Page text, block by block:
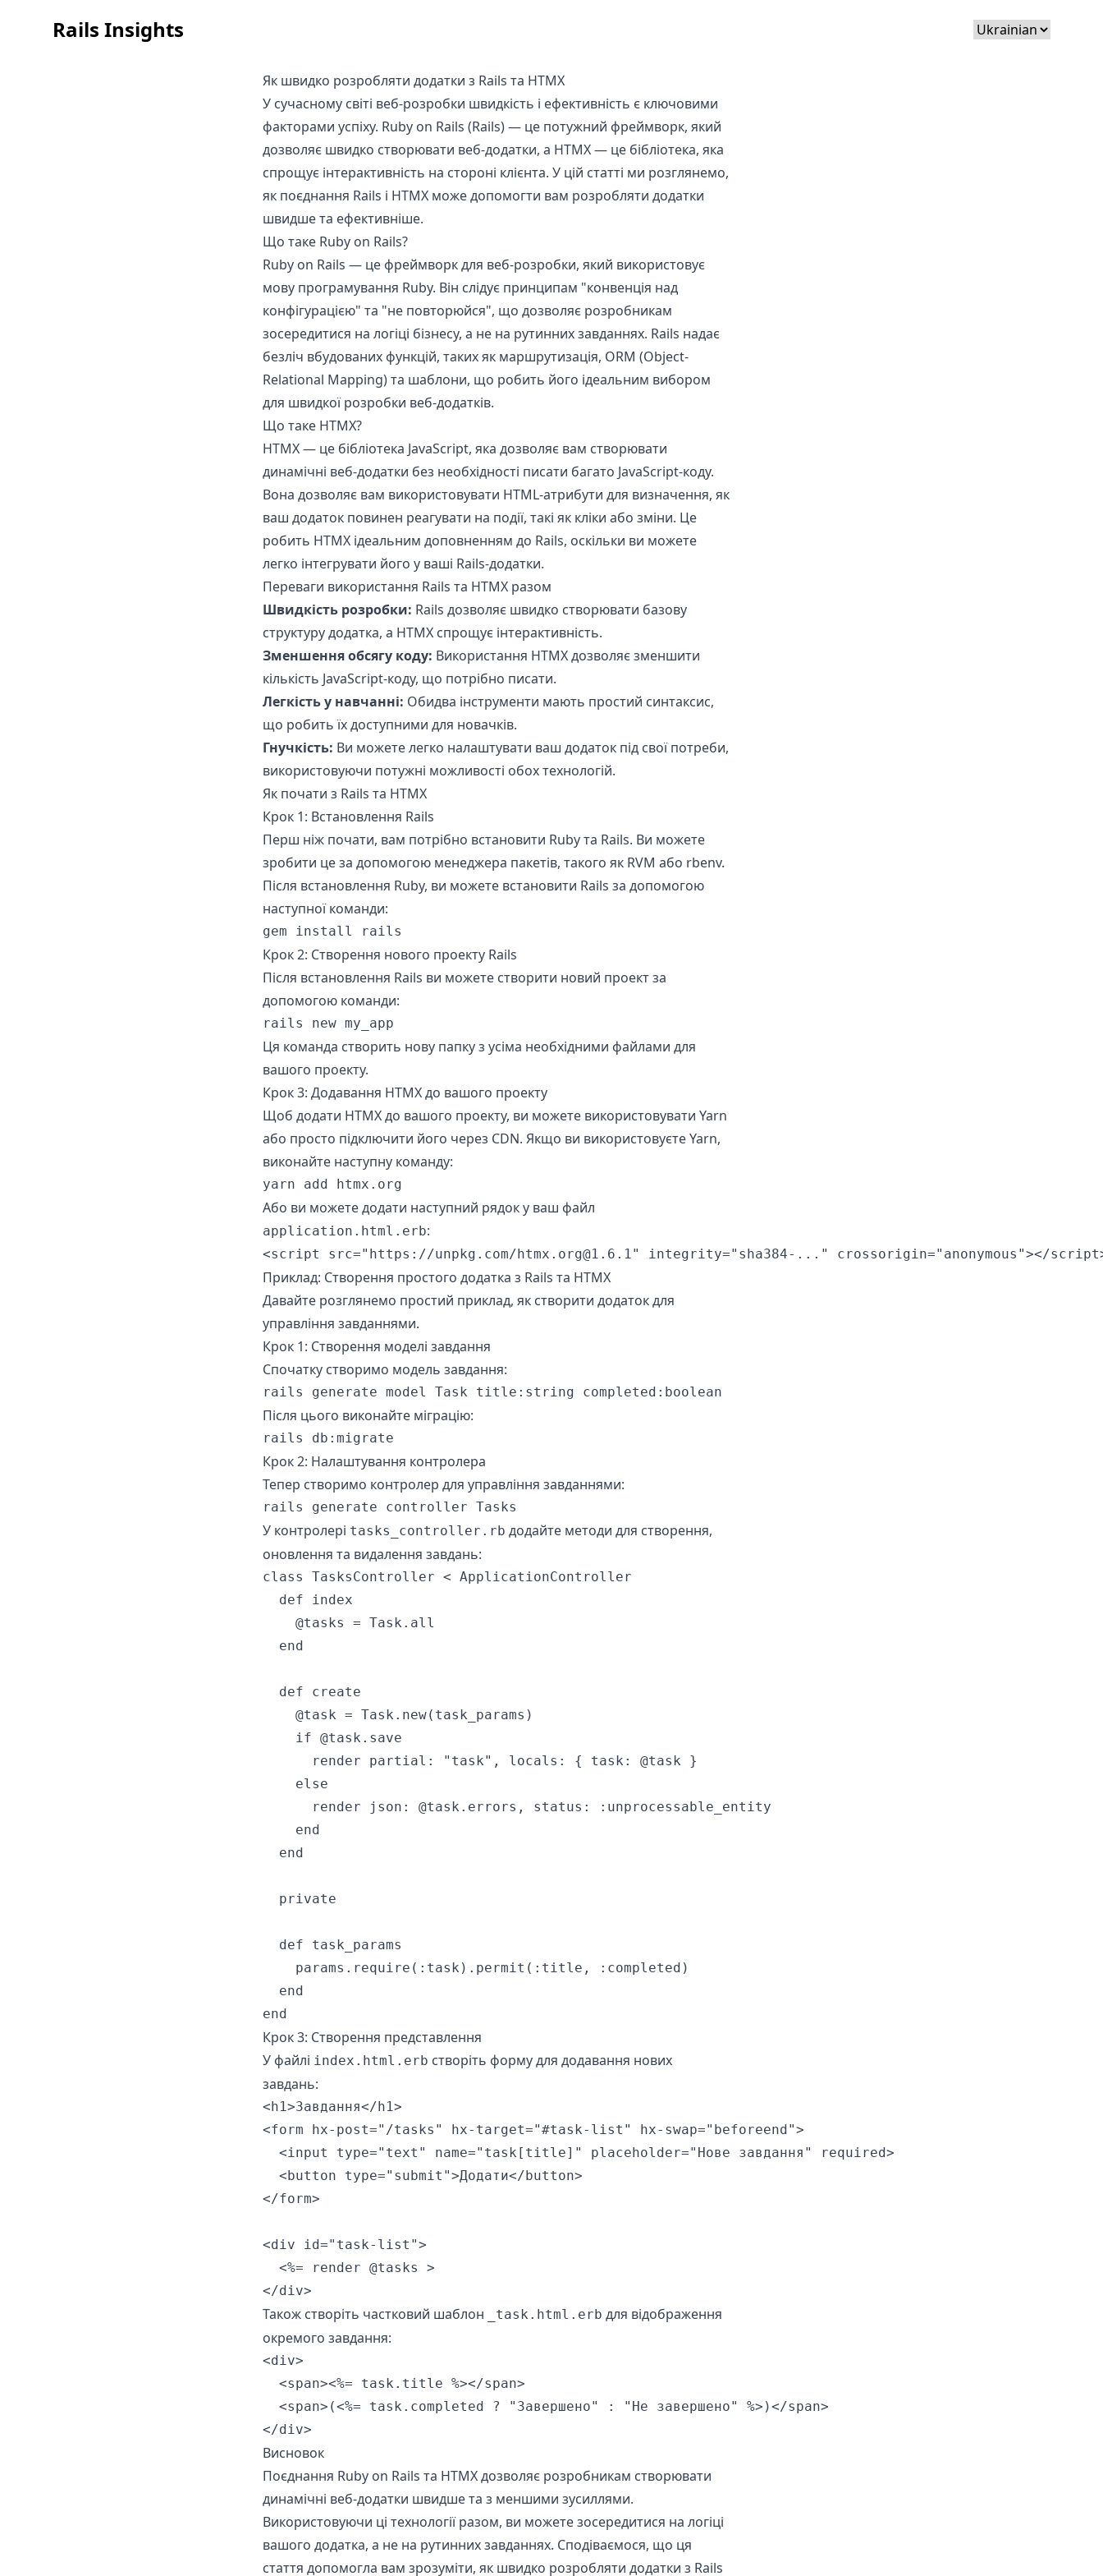
Rails Insights
Як швидко розробляти додатки з Rails та HTMX
У сучасному світі веб-розробки швидкість і ефективність є ключовими
факторами успіху. Ruby on Rails (Rails) — це потужний фреймворк, який
дозволяє швидко створювати веб-додатки, а HTMX — це бібліотека, яка
спрощує інтерактивність на стороні клієнта. У цій статті ми розглянемо,
як поєднання Rails і HTMX може допомогти вам розробляти додатки
швидше та ефективніше.
Що таке Ruby on Rails?
Ruby on Rails — це фреймворк для веб-розробки, який використовує
мову програмування Ruby. Він слідує принципам "конвенція над
конфігурацією" та "не повторюйся", що дозволяє розробникам
зосередитися на логіці бізнесу, а не на рутинних завданнях. Rails надає
безліч вбудованих функцій, таких як маршрутизація, ORM (Object-
Relational Mapping) та шаблони, що робить його ідеальним вибором
для швидкої розробки веб-додатків.
Що таке HTMX?
HTMX — це бібліотека JavaScript, яка дозволяє вам створювати
динамічні веб-додатки без необхідності писати багато JavaScript-коду.
Вона дозволяє вам використовувати HTML-атрибути для визначення, як
ваш додаток повинен реагувати на події, такі як кліки або зміни. Це
робить HTMX ідеальним доповненням до Rails, оскільки ви можете
легко інтегрувати його у ваші Rails-додатки.
Переваги використання Rails та HTMX разом
Швидкість розробки: Rails дозволяє швидко створювати базову
структуру додатка, а HTMX спрощує інтерактивність.
Зменшення обсягу коду: Використання HTMX дозволяє зменшити
кількість JavaScript-коду, що потрібно писати.
Легкість у навчанні: Обидва інструменти мають простий синтаксис,
що робить їх доступними для новачків.
Гнучкість: Ви можете легко налаштувати ваш додаток під свої потреби,
використовуючи потужні можливості обох технологій.
Як почати з Rails та HTMX
Крок 1: Встановлення Rails
Перш ніж почати, вам потрібно встановити Ruby та Rails. Ви можете
зробити це за допомогою менеджера пакетів, такого як RVM або rbenv.
Після встановлення Ruby, ви можете встановити Rails за допомогою
наступної команди:
gem install rails
Крок 2: Створення нового проекту Rails
Після встановлення Rails ви можете створити новий проект за
допомогою команди:
rails new my_app
Ця команда створить нову папку з усіма необхідними файлами для
вашого проекту.
Крок 3: Додавання HTMX до вашого проекту
Щоб додати HTMX до вашого проекту, ви можете використовувати Yarn
або просто підключити його через CDN. Якщо ви використовуєте Yarn,
виконайте наступну команду:
yarn add htmx.org
Або ви можете додати наступний рядок у ваш файл
application.html.erb:
<script src="https://unpkg.com/htmx.org@1.6.1" integrity="sha384-..." crossorigin="anonymous"></
Приклад: Створення простого додатка з Rails та HTMX
Давайте розглянемо простий приклад, як створити додаток для
управління завданнями.
Крок 1: Створення моделі завдання
Спочатку створимо модель завдання:
rails generate model Task title:string completed:boolean
Після цього виконайте міграцію:
rails db:migrate
Крок 2: Налаштування контролера
Тепер створимо контролер для управління завданнями:
rails generate controller Tasks
У контролері tasks_controller.rb додайте методи для створення,
оновлення та видалення завдань:
class TasksController < ApplicationController
  def index
    @tasks = Task.all
  end
  def create
    @task = Task.new(task_params)
    if @task.save
      render partial: "task", locals: { task: @task }
    else
      render json: @task.errors, status: :unprocessable_entity
    end
  end
  private
  def task_params
    params.require(:task).permit(:title, :completed)
  end
end
Крок 3: Створення представлення
У файлі index.html.erb створіть форму для додавання нових
завдань:
<h1>Завдання</h1>
<form hx-post="/tasks" hx-target="#task-list" hx-swap="beforeend">
  <input type="text" name="task[title]" placeholder="Нове завдання" required>
  <button type="submit">Додати</button>
</form>
<div id="task-list">
  <%= render @tasks >
</div>
Також створіть частковий шаблон _task.html.erb для відображення
окремого завдання:
<div>
  <span><%= task.title %></span>
  <span>(<%= task.completed ? "Завершено" : "Не завершено" %>)</span>
</div>
Висновок
Поєднання Ruby on Rails та HTMX дозволяє розробникам створювати
динамічні веб-додатки швидше та з меншими зусиллями.
Використовуючи ці технології разом, ви можете зосередитися на логіці
вашого додатка, а не на рутинних завданнях. Сподіваємося, що ця
стаття допомогла вам зрозуміти, як швидко розробляти додатки з Rails